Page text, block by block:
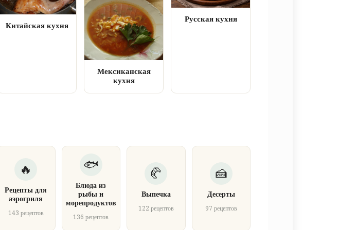
Китайская кухня
Мексиканская
кухня
Русская кухня
Рецепты для
аэрогриля
143 рецептов
Блюда из
рыбы и
морепродуктов
136 рецептов
Выпечка
122 рецептов
Десерты
97 рецептов